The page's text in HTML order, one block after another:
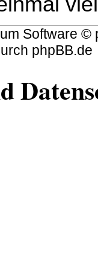
Software ©
phpBB.de